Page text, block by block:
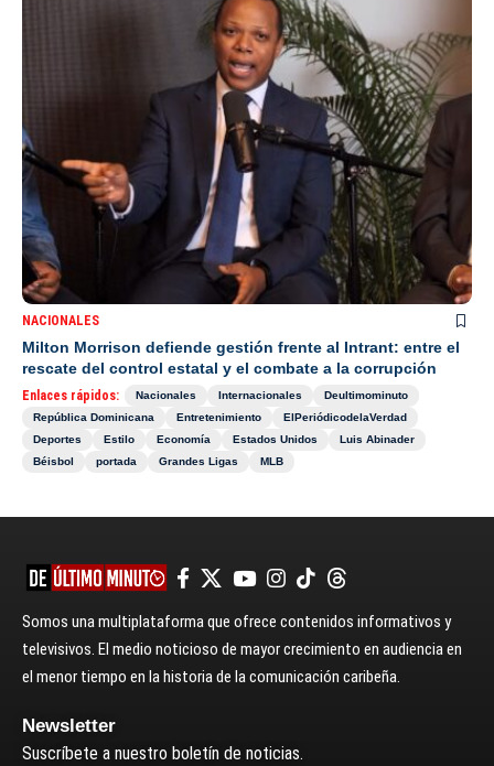
NACIONALES
Milton Morrison defiende gestión frente al Intrant: entre el
rescate del control estatal y el combate a la corrupción
Enlaces rápidos: Nacionales Internacionales
Deultimominuto
República Dominicana
Entretenimiento
ElPeriódicodelaVerdad
Deportes
Estilo Economía Estados Unidos
Luis Abinader
Béisbol
portada Grandes Ligas MLB
Somos una multiplataforma que ofrece contenidos informativos y
televisivos. El medio noticioso de mayor crecimiento en audiencia en
el menor tiempo en la historia de la comunicación caribeña.
Newsletter
Suscríbete a nuestro boletín de noticias.